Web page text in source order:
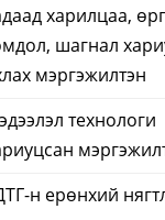
харилцаа,
шагнал
мэргэжилтэн
технологи
н ерөнхий